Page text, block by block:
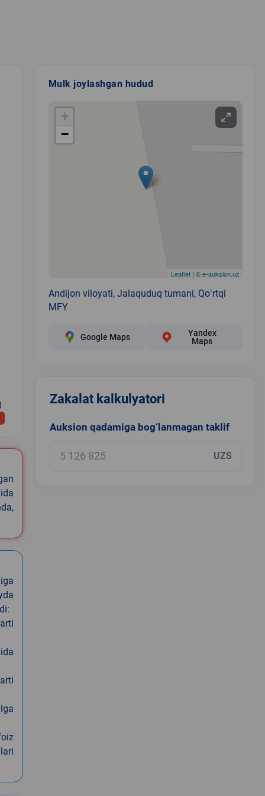
Mulk joylashgan hudud
+
−
Leaflet| ©e-auksion.uz
Andijon viloyati, Jalaquduq tumani, Qoʻrtqi
MFY
Google Maps
Yandex
Maps
Zakalat kalkulyatori
Auksion qadamiga bog‘lanmagan taklif
UZS